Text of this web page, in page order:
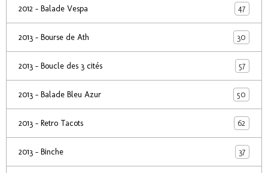
2012 - Balade Vespa 47
2013 - Bourse de Ath 30
2013 - Boucle des 3 cités 57
2013 - Balade Bleu Azur 50
2013 - Retro Tacots 62
2013 - Binche 37